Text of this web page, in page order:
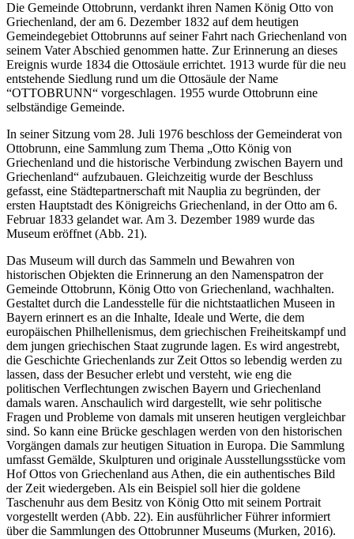
Die Gemeinde Ottobrunn, verdankt ihren Namen König Otto von
Griechenland, der am 6. Dezember 1832 auf dem heutigen
Gemeindegebiet Ottobrunns auf seiner Fahrt nach Griechenland von
seinem Vater Abschied genommen hatte. Zur Erinnerung an dieses
Ereignis wurde 1834 die Ottosäule errichtet. 1913 wurde für die neu
entstehende Siedlung rund um die Ottosäule der Name
“OTTOBRUNN“ vorgeschlagen. 1955 wurde Ottobrunn eine
selbständige Gemeinde.
In seiner Sitzung vom 28. Juli 1976 beschloss der Gemeinderat von
Ottobrunn, eine Sammlung zum Thema „Otto König von
Griechenland und die historische Verbindung zwischen Bayern und
Griechenland“ aufzubauen. Gleichzeitig wurde der Beschluss
gefasst, eine Städtepartnerschaft mit Nauplia zu begründen, der
ersten Hauptstadt des Königreichs Griechenland, in der Otto am 6.
Februar 1833 gelandet war. Am 3. Dezember 1989 wurde das
Museum eröffnet (Abb. 21).
Das Museum will durch das Sammeln und Bewahren von
historischen Objekten die Erinnerung an den Namenspatron der
Gemeinde Ottobrunn, König Otto von Griechenland, wachhalten.
Gestaltet durch die Landesstelle für die nichtstaatlichen Museen in
Bayern erinnert es an die Inhalte, Ideale und Werte, die dem
europäischen Philhellenismus, dem griechischen Freiheitskampf und
dem jungen griechischen Staat zugrunde lagen. Es wird angestrebt,
die Geschichte Griechenlands zur Zeit Ottos so lebendig werden zu
lassen, dass der Besucher erlebt und versteht, wie eng die
politischen Verflechtungen zwischen Bayern und Griechenland
damals waren. Anschaulich wird dargestellt, wie sehr politische
Fragen und Probleme von damals mit unseren heutigen vergleichbar
sind. So kann eine Brücke geschlagen werden von den historischen
Vorgängen damals zur heutigen Situation in Europa. Die Sammlung
umfasst Gemälde, Skulpturen und originale Ausstellungsstücke vom
Hof Ottos von Griechenland aus Athen, die ein authentisches Bild
der Zeit wiedergeben. Als ein Beispiel soll hier die goldene
Taschenuhr aus dem Besitz von König Otto mit seinem Portrait
vorgestellt werden (Abb. 22). Ein ausführlicher Führer informiert
über die Sammlungen des Ottobrunner Museums (Murken, 2016).